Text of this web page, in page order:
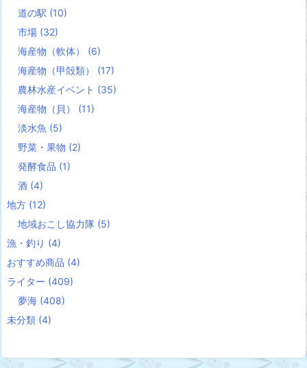
道の駅 (10)
市場 (32)
海産物（軟体） (6)
海産物（甲殻類） (17)
農林水産イベント (35)
海産物（貝） (11)
淡水魚 (5)
野菜・果物 (2)
発酵食品 (1)
酒 (4)
地方 (12)
地域おこし協力隊 (5)
漁・釣り (4)
おすすめ商品 (4)
ライター (409)
夢海 (408)
未分類 (4)